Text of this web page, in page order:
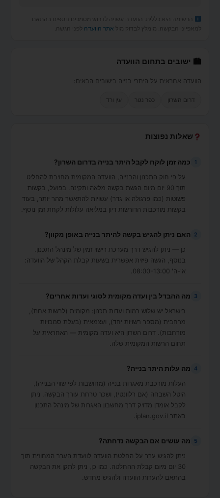
הרשימה היא כללית. הוועדה עשויה לדרוש מסמכים נוספים בהתאם
למאפייני הבקשה. מומלץ לבדוק מול אתר הוועדה לפני הגשה.
🏙 ישובים בתחום הוועדה
הוועדה אחראית על היתרי בנייה בישובים הבאים:
דרום השרון כפר נטר עין ורד
שאלות נפוצות
1 כמה זמן לוקח לקבל היתר בנייה בדרום השרון?
על פי חוק התכנון והבנייה, הוועדה המקומית מחויבת להחליט
תוך 90 יום מיום הגשת בקשה מלאה ותקינה. בפועל, בקשות
פשוטות (כמו פרגולה או גדר) עשויות להתאשר מהר יותר, בעוד
בקשות מורכבות הדורשות דיון במליאה עלולות לקחת זמן נוסף.
2 האם ניתן להגיש בקשה להיתר בנייה באופן מקוון?
כן — ניתן להגיש דרך מערכת רישוי זמין של מינהל התכנון.
בנוסף, הגשה פיזית אפשרית בשעות קבלת הקהל של הוועדה:
א'-ה' 08:00-13:00.
3 מה ההבדל בין ועדה מקומית לסוגי ועדות אחרים?
בישראל יש שלוש רמות ועדות תכנון: מקומית (לרשות אחת),
מרחבית (מספר רשויות יחד), ועצמאית (בעלת סמכויות
מורחבות). דרום השרון היא ועדה מקומית — האחראית על
תחום הרשות המקומית שלה.
4 מה עלות היתר בנייה?
העלות מורכבת מאגרות בנייה (מחושבות לפי שווי הבנייה),
היטל השבחה (אם רלוונטי), ושכר טרחת עורך הבקשה. ניתן
לקבל אומדן מדויק דרך מחשבון האגרות של מינהל התכנון
באתר iplan.gov.il.
5 מה עושים אם הבקשה נדחתה?
ניתן להגיש ערר על החלטת הוועדה לוועדת הערר המחוזית תוך
30 יום מיום קבלת ההחלטה. כמו כן, ניתן לתקן את הבקשה
בהתאם להערות הוועדה ולהגיש מחדש.